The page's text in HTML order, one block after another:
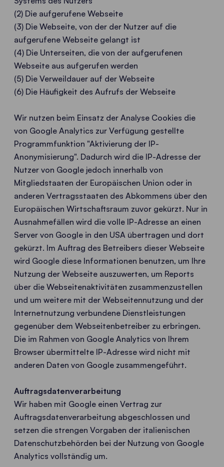
(2) Die aufgerufene Webseite
(3) Die Webseite, von der der Nutzer auf die
aufgerufene Webseite gelangt ist
(4) Die Unterseiten, die von der aufgerufenen
Webseite aus aufgerufen werden
(5) Die Verweildauer auf der Webseite
(6) Die Häufigkeit des Aufrufs der Webseite
Wir nutzen beim Einsatz der Analyse Cookies die
von Google Analytics zur Verfügung gestellte
Programmfunktion "Aktivierung der IP-
Anonymisierung". Dadurch wird die IP-Adresse der
Nutzer von Google jedoch innerhalb von
Mitgliedstaaten der Europäischen Union oder in
anderen Vertragsstaaten des Abkommens über den
Europäischen Wirtschaftsraum zuvor gekürzt. Nur in
Ausnahmefällen wird die volle IP-Adresse an einen
Server von Google in den USA übertragen und dort
gekürzt. Im Auftrag des Betreibers dieser Webseite
wird Google diese Informationen benutzen, um Ihre
Nutzung der Webseite auszuwerten, um Reports
über die Webseitenaktivitäten zusammenzustellen
und um weitere mit der Webseitennutzung und der
Internetnutzung verbundene Dienstleistungen
gegenüber dem Webseitenbetreiber zu erbringen.
Die im Rahmen von Google Analytics von Ihrem
Browser übermittelte IP-Adresse wird nicht mit
anderen Daten von Google zusammengeführt.
Auftragsdatenverarbeitung
Wir haben mit Google einen Vertrag zur
Auftragsdatenverarbeitung abgeschlossen und
setzen die strengen Vorgaben der italienischen
Datenschutzbehörden bei der Nutzung von Google
Analytics vollständig um.